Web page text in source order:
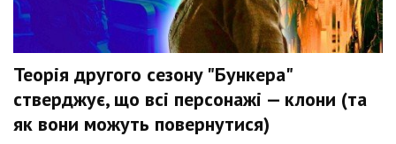
Теорія другого сезону "Бункера"
стверджує, що всі персонажі — клони (та
як вони можуть повернутися)